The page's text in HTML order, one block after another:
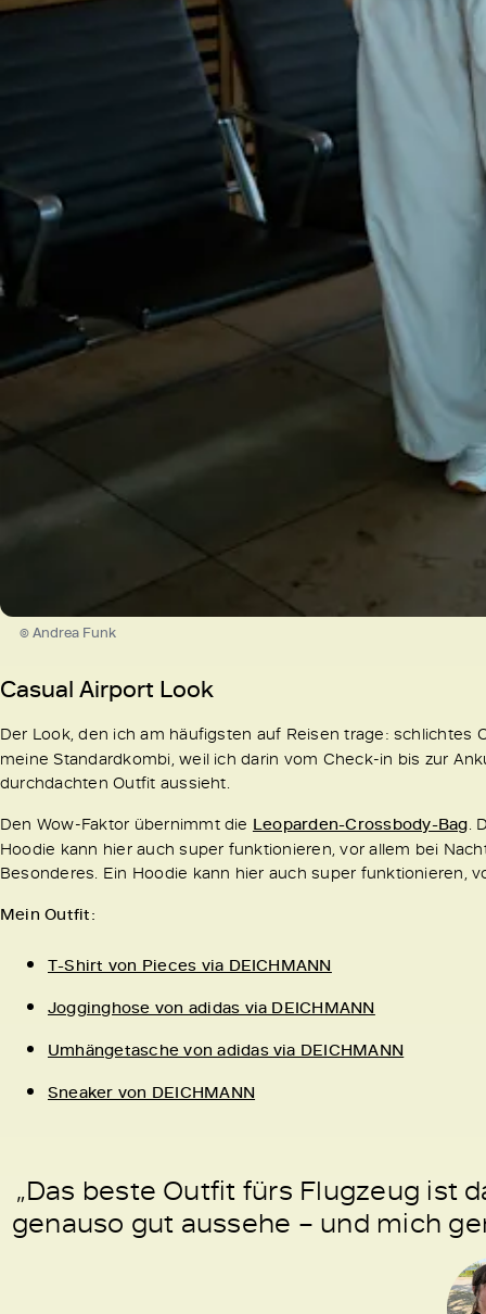
© Andrea Funk
Casual Airport Look
Der Look, den ich am häufigsten auf Reisen trage:
meine Standardkombi, weil ich darin vom Check-in bis zur
durchdachten Outfit aussieht.
Den Wow-Faktor übernimmt die Leoparden-Crossbody-Bag .
Hoodie kann hier auch super funktionieren, vor allem bei
Besonderes. Ein Hoodie kann hier auch super funktionieren,
Mein Outfit:
T-Shirt von Pieces via DEICHMANN
Jogginghose von adidas via DEICHMANN
Umhängetasche von adidas via DEICHMANN
Sneaker von DEICHMANN
„Das beste Outfit fürs Flugzeug ist
genauso gut aussehe – und mich